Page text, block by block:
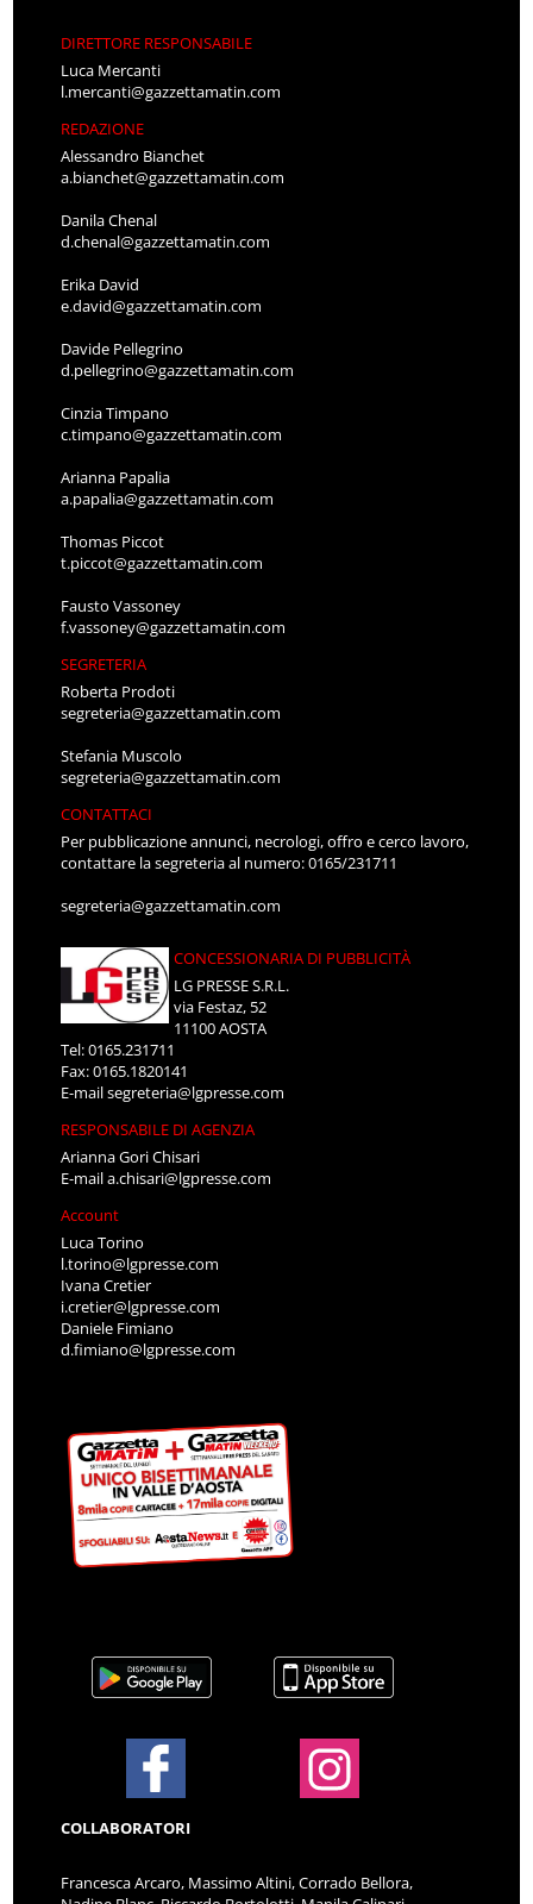
DIRETTORE RESPONSABILE
Luca Mercanti
l.mercanti@gazzettamatin.com
REDAZIONE
Alessandro Bianchet
a.bianchet@gazzettamatin.com
Danila Chenal
d.chenal@gazzettamatin.com
Erika David
e.david@gazzettamatin.com
Davide Pellegrino
d.pellegrino@gazzettamatin.com
Cinzia Timpano
c.timpano@gazzettamatin.com
Arianna Papalia
a.papalia@gazzettamatin.com
Thomas Piccot
t.piccot@gazzettamatin.com
Fausto Vassoney
f.vassoney@gazzettamatin.com
SEGRETERIA
Roberta Prodoti
segreteria@gazzettamatin.com
Stefania Muscolo
segreteria@gazzettamatin.com
CONTATTACI
Per pubblicazione annunci, necrologi, offro e cerco lavoro,
contattare la segreteria al numero: 0165/231711
segreteria@gazzettamatin.com
CONCESSIONARIA DI PUBBLICITÀ
LG PRESSE S.R.L.
via Festaz, 52
11100 AOSTA
Tel: 0165.231711
Fax: 0165.1820141
E-mailsegreteria@lgpresse.com
RESPONSABILE DI AGENZIA
Arianna Gori Chisari
E-maila.chisari@lgpresse.com
Account
Luca Torino
l.torino@lgpresse.com
Ivana Cretier
i.cretier@lgpresse.com
Daniele Fimiano
d.fimiano@lgpresse.com
COLLABORATORI
Francesca Arcaro, Massimo Altini, Corrado Bellora,